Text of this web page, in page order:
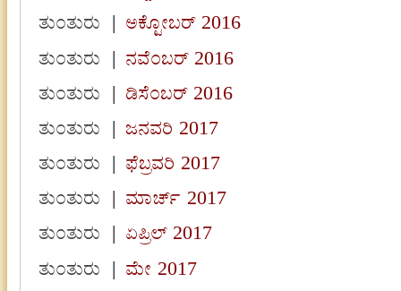
ತುಂತುರು
|ಅಕ್ಟೋಬರ್ 2016
ತುಂತುರು
|ನವೆಂಬರ್ 2016
ತುಂತುರು
|ಡಿಸೆಂಬರ್ 2016
ತುಂತುರು
|ಜನವರಿ 2017
ತುಂತುರು
|ಫೆಬ್ರವರಿ 2017
ತುಂತುರು
|ಮಾರ್ಚ್ 2017
ತುಂತುರು
|ಏಪ್ರಿಲ್ 2017
ತುಂತುರು
|ಮೇ 2017